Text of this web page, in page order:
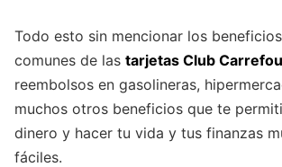
Todo esto sin mencionar los
comunes de las tarjetas Club
reembolsos en gasolineras,
muchos otros beneficios que te
dinero y hacer tu vida y tus finanzas
fáciles.